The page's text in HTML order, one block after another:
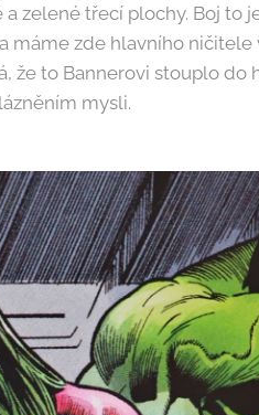
zelené třecí plochy. Boj to
máme zde hlavního ničitele
že to Bannerovi stouplo do
mysli.